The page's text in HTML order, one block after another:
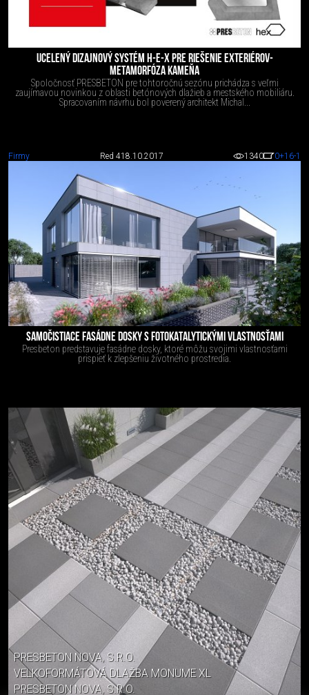
UCELENÝ DIZAJNOVÝ SYSTÉM H-E-X PRE RIEŠENIE EXTERIÉROV-
METAMORFÓZA KAMEŇA
Spoločnosť PRESBETON pre tohtoročnú sezónu prichádza s veľmi
zaujímavou novinkou z oblasti betónových dlažieb a mestského mobiliáru.
Spracovaním návrhu bol poverený architekt Michal...
Firmy Red 418.10.2017 1340 0+16-1
SAMOČISTIACE FASÁDNE DOSKY S FOTOKATALYTICKÝMI VLASTNOSŤAMI
Presbeton predstavuje fasádne dosky, ktoré môžu svojimi vlastnosťami
prispieť k zlepšeniu životného prostredia.
PRESBETON NOVA, S.R.O.
VELKOFORMÁTOVÁ DLAŽBA MONUME XL
PRESBETON NOVA, S.R.O.